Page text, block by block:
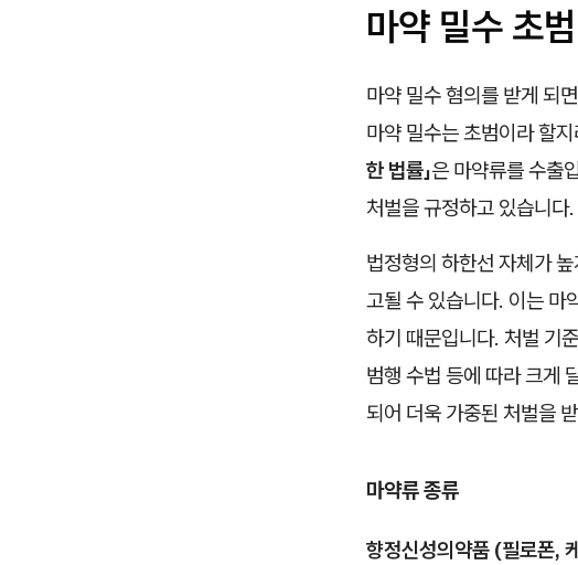
마약 밀수 초
마약 밀수 혐의를 받게 되
마약 밀수는 초범이라 할
한 법률」은 마약류를 수출
처벌을 규정하고 있습니다.
법정형의 하한선 자체가
고될 수 있습니다. 이는 마
하기 때문입니다. 처벌 기
범행 수법 등에 따라 크게
되어 더욱 가중된 처벌을
마약류 종류
향정신성의약품 (필로폰,